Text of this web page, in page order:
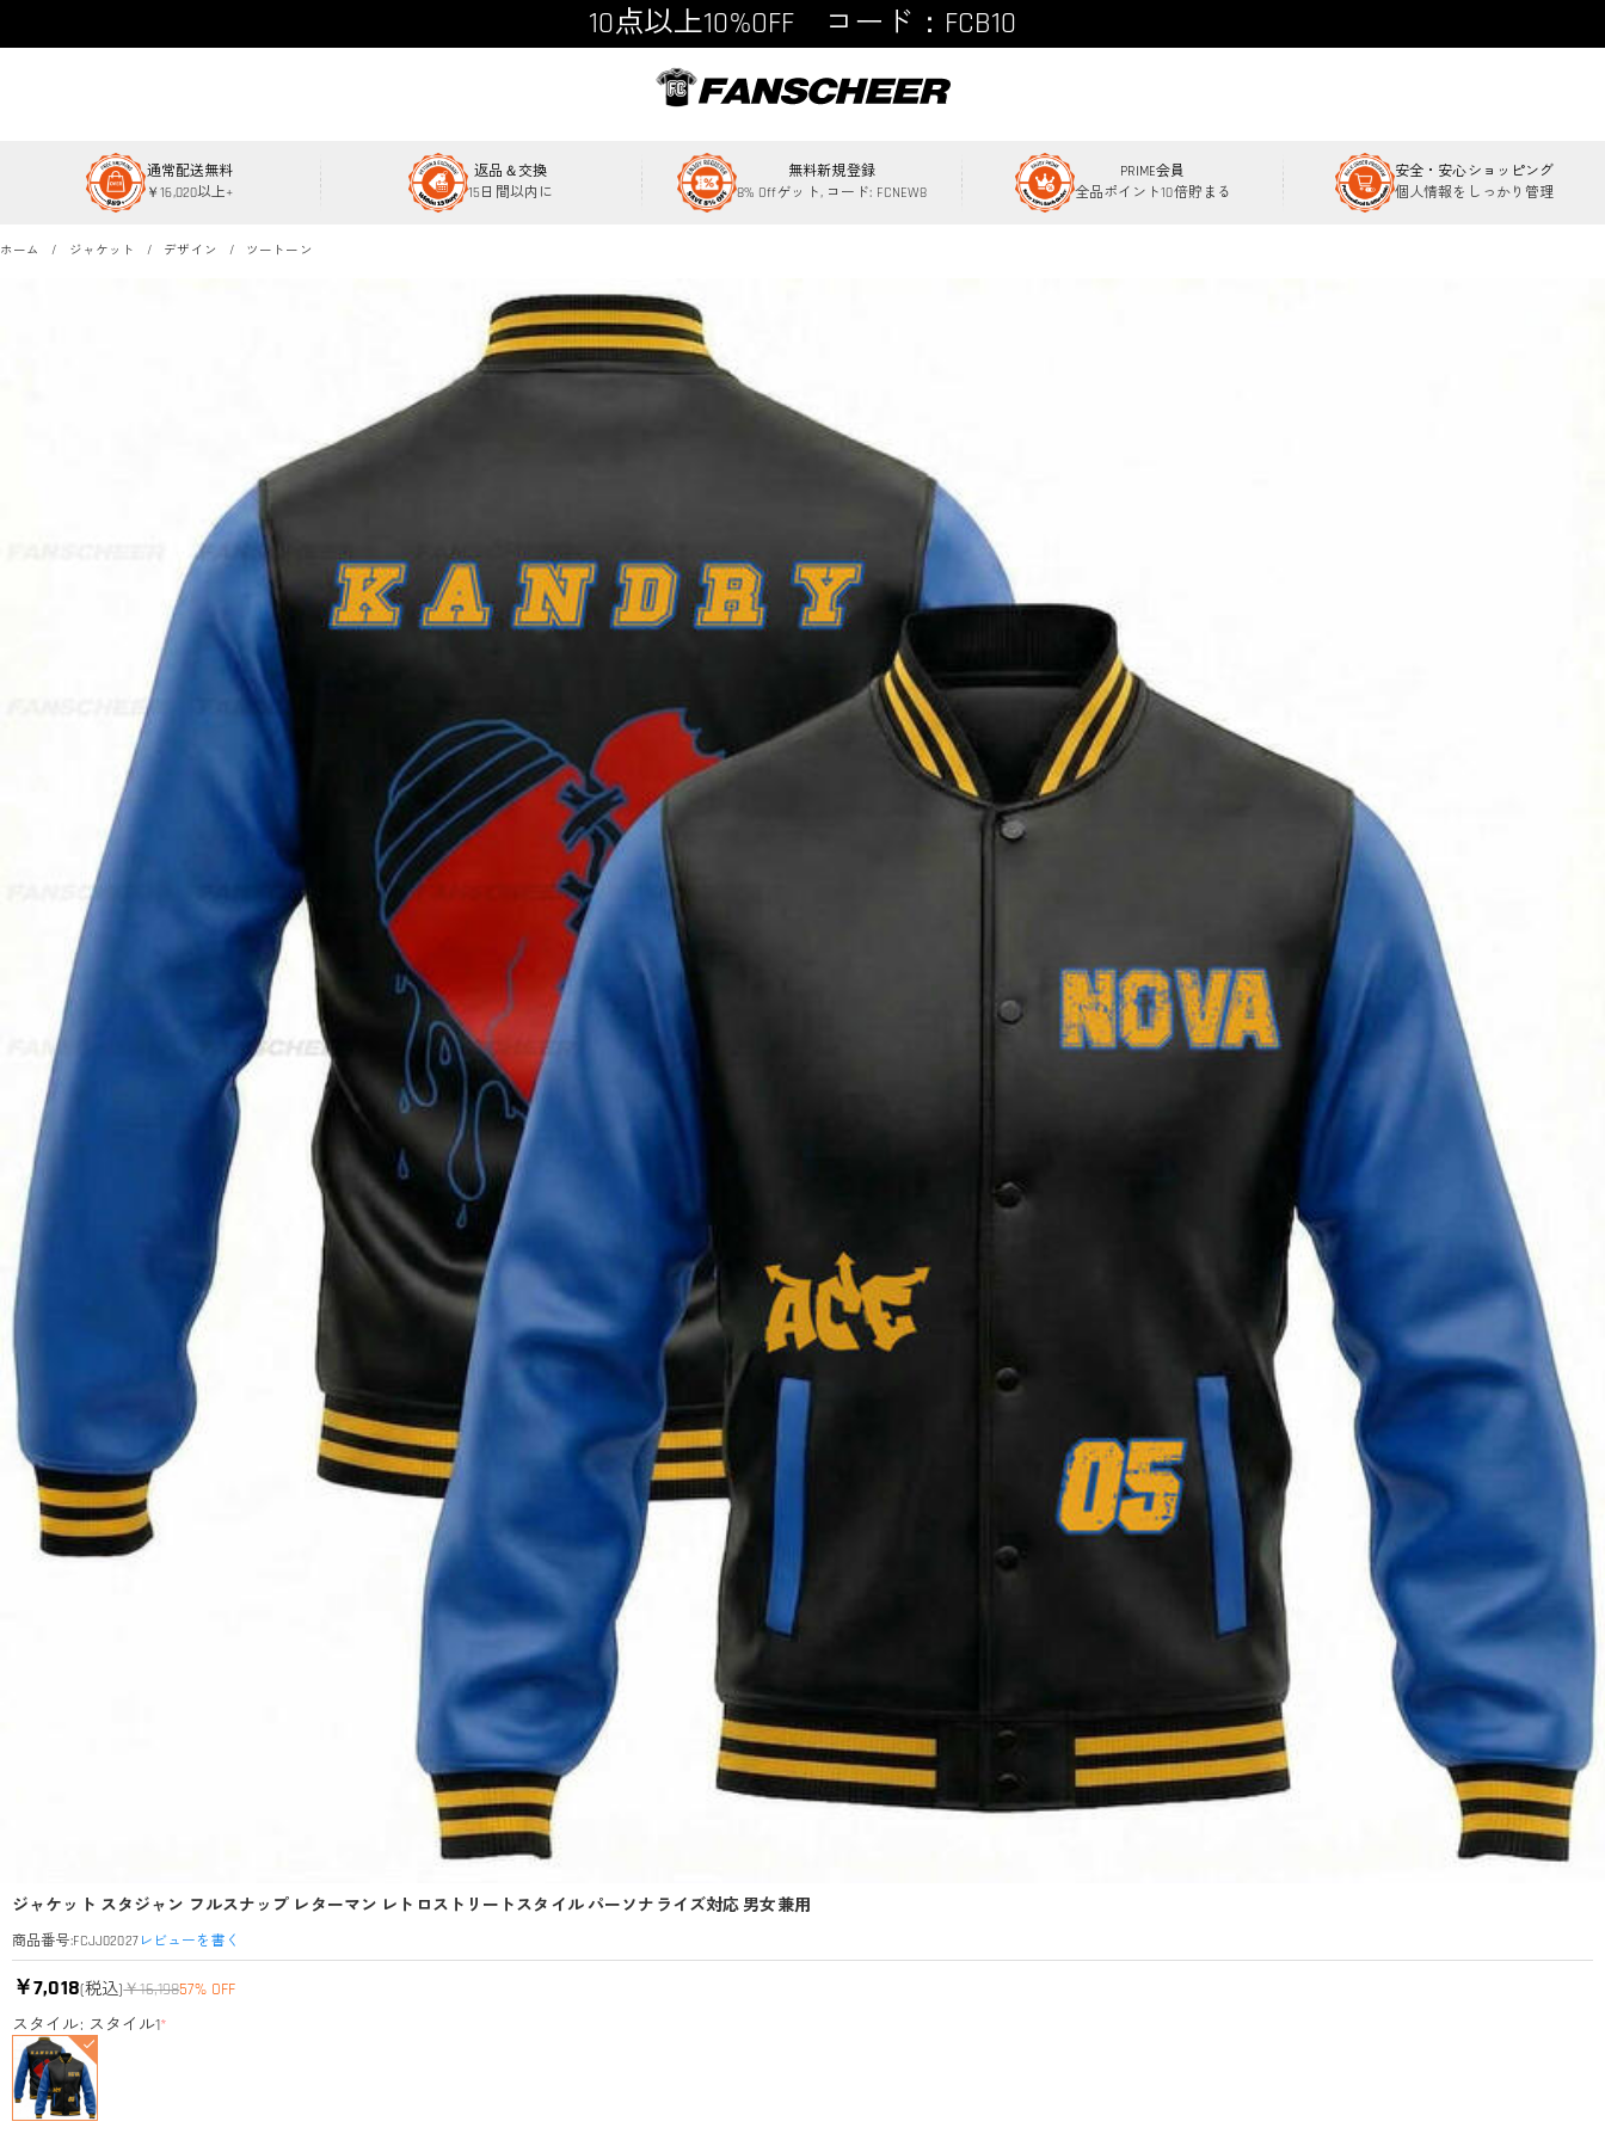
15点以上15%OFF コード：FCB15
通常配送無料
￥16,020以上+
返品＆交換
15日間以内に
無料新規登録
8% Offゲット, コード: FCNEW8
PRIME会員
全品ポイント10倍貯まる
安全・安心ショッピング
個人情報をしっかり管理
ホーム ジャケット デザイン ツートーン
ジャケット スタジャン フルスナップ レターマン レトロストリートスタイル パーソナライズ対応 男女兼用
商品番号:FCJJ02027レビューを書く
￥7,018(税込)￥16,19857% OFF
スタイル: スタイル1*